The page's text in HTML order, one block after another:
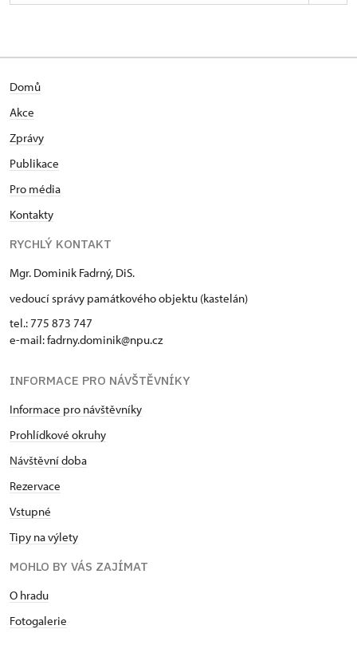
Domů
Akce
Zprávy
Publikace
Pro média
Kontakty
RYCHLÝ KONTAKT
Mgr. Dominik Fadrný, DiS.
vedoucí správy památkového objektu (kastelán)
tel.: 775 873 747
e-mail: fadrny.dominik@npu.cz
INFORMACE PRO NÁVŠTĚVNÍKY
Informace pro návštěvníky
Prohlídkové okruhy
Návštěvní doba
Rezervace
Vstupné
Tipy na výlety
MOHLO BY VÁS ZAJÍMAT
O hradu
Fotogalerie